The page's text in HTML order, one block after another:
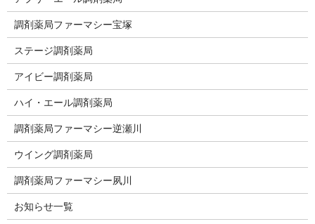
調剤薬局ファーマシー宝塚
ステージ調剤薬局
アイビー調剤薬局
ハイ・エール調剤薬局
調剤薬局ファーマシー逆瀬川
ウイング調剤薬局
調剤薬局ファーマシー夙川
お知らせ一覧